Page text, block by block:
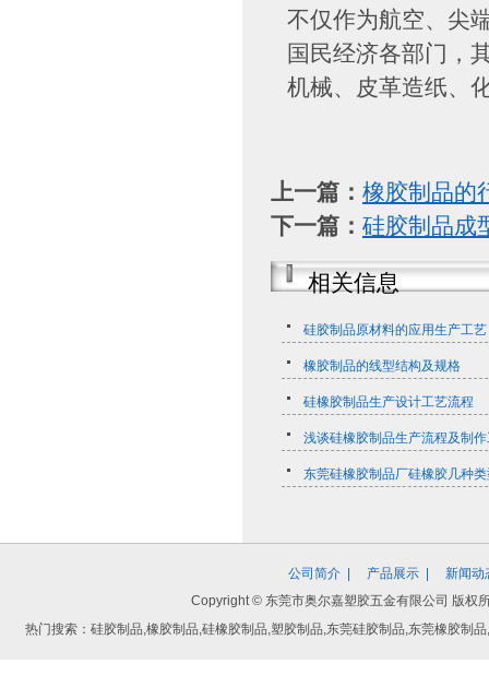
不仅作为航空、尖
国民经济各部门，
机械、皮革造纸、
上一篇： 橡胶制品的
下一篇： 硅胶制品成
相关信息
硅胶制品原材料的应用生产工艺
橡胶制品的线型结构及规格
硅橡胶制品生产设计工艺流程
浅谈硅橡胶制品生产流程及制
东莞硅橡胶制品厂硅橡胶几种
公司简介 产品展示
新闻动
Copyright © 东莞市奥尔嘉塑胶五金有限公司 版
热门搜索：硅胶制品,橡胶制品,硅橡胶制品,塑胶制品,东莞硅胶制品,东莞橡胶制